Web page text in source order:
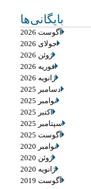
بایگانی‌ها
آگوست 2026
جولای 2026
ژوئن 2026
فوریه 2026
ژانویه 2026
دسامبر 2025
نوامبر 2025
اکتبر 2025
سپتامبر 2025
آگوست 2025
نوامبر 2020
ژوئن 2020
ژانویه 2020
آگوست 2019